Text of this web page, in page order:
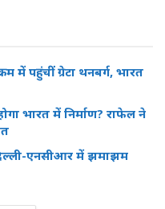
में पहुंचीं ग्रेटा थनबर्ग, भारत
भारत में निर्माण? राफेल ने
एनसीआर में झमाझम